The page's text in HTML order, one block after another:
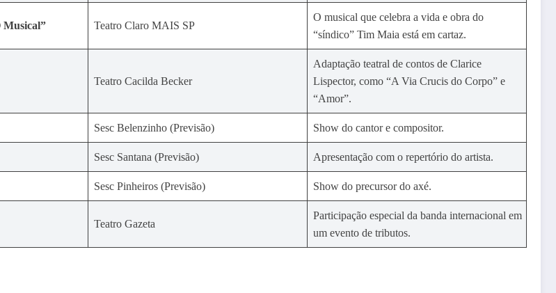
Musical” Teatro Claro MAIS SP
O musical que celebra a vida e obra do
“síndico” Tim Maia está em cartaz.
Teatro Cacilda Becker
Adaptação teatral de contos de Clarice
Lispector, como “A Via Crucis do Corpo” e
“Amor”.
Sesc Belenzinho (Previsão) Show do cantor e compositor.
Sesc Santana (Previsão) Apresentação com o repertório do artista.
Sesc Pinheiros (Previsão) Show do precursor do axé.
Teatro Gazeta
Participação especial da banda internacional em
um evento de tributos.